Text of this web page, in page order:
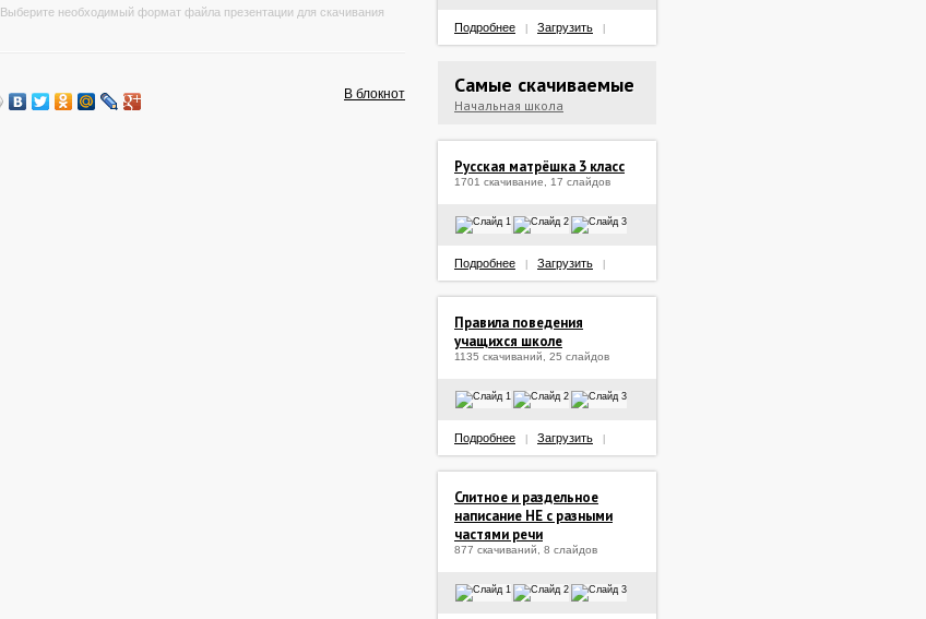
Выберите необходимый формат файла презентации для скачивания
В блокнот
Подробнее Загрузить
Самые скачиваемые
Начальная школа
Русская матрёшка 3 класс
1701 скачивание, 17 слайдов
Подробнее Загрузить
Правила поведения
учащихся школе
1135 скачиваний, 25 слайдов
Подробнее Загрузить
Слитное и раздельное
написание НЕ с разными
частями речи
877 скачиваний, 8 слайдов